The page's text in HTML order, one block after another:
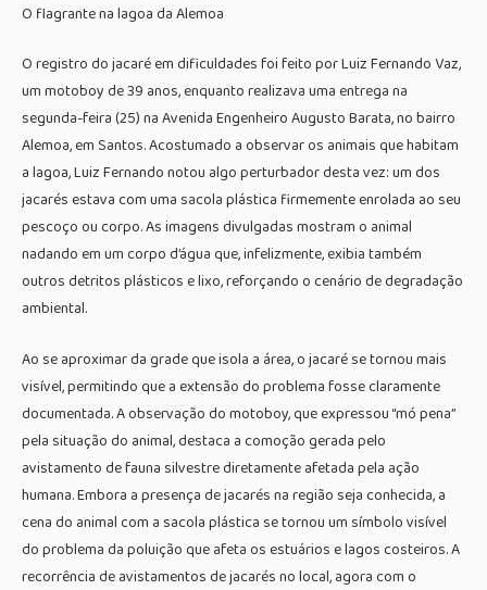
O flagrante na lagoa da Alemoa
O registro do jacaré em dificuldades foi feito por Luiz Fernando Vaz,
um motoboy de 39 anos, enquanto realizava uma entrega na
segunda-feira (25) na Avenida Engenheiro Augusto Barata, no bairro
Alemoa, em Santos. Acostumado a observar os animais que habitam
a lagoa, Luiz Fernando notou algo perturbador desta vez: um dos
jacarés estava com uma sacola plástica firmemente enrolada ao seu
pescoço ou corpo. As imagens divulgadas mostram o animal
nadando em um corpo d’água que, infelizmente, exibia também
outros detritos plásticos e lixo, reforçando o cenário de degradação
ambiental.
Ao se aproximar da grade que isola a área, o jacaré se tornou mais
visível, permitindo que a extensão do problema fosse claramente
documentada. A observação do motoboy, que expressou “mó pena”
pela situação do animal, destaca a comoção gerada pelo
avistamento de fauna silvestre diretamente afetada pela ação
humana. Embora a presença de jacarés na região seja conhecida, a
cena do animal com a sacola plástica se tornou um símbolo visível
do problema da poluição que afeta os estuários e lagos costeiros. A
recorrência de avistamentos de jacarés no local, agora com o